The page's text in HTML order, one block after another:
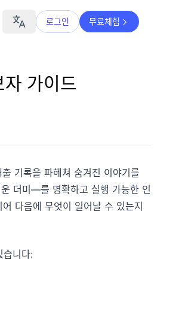
로그인 무료체험
가이드
기록을 파헤쳐 숨겨진 이야기를
더미—를 명확하고 실행 가능한 인
다음에 무엇이 일어날 수 있는지
니다: